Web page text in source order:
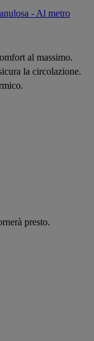
- Al metro
al massimo.
la circolazione.
presto.